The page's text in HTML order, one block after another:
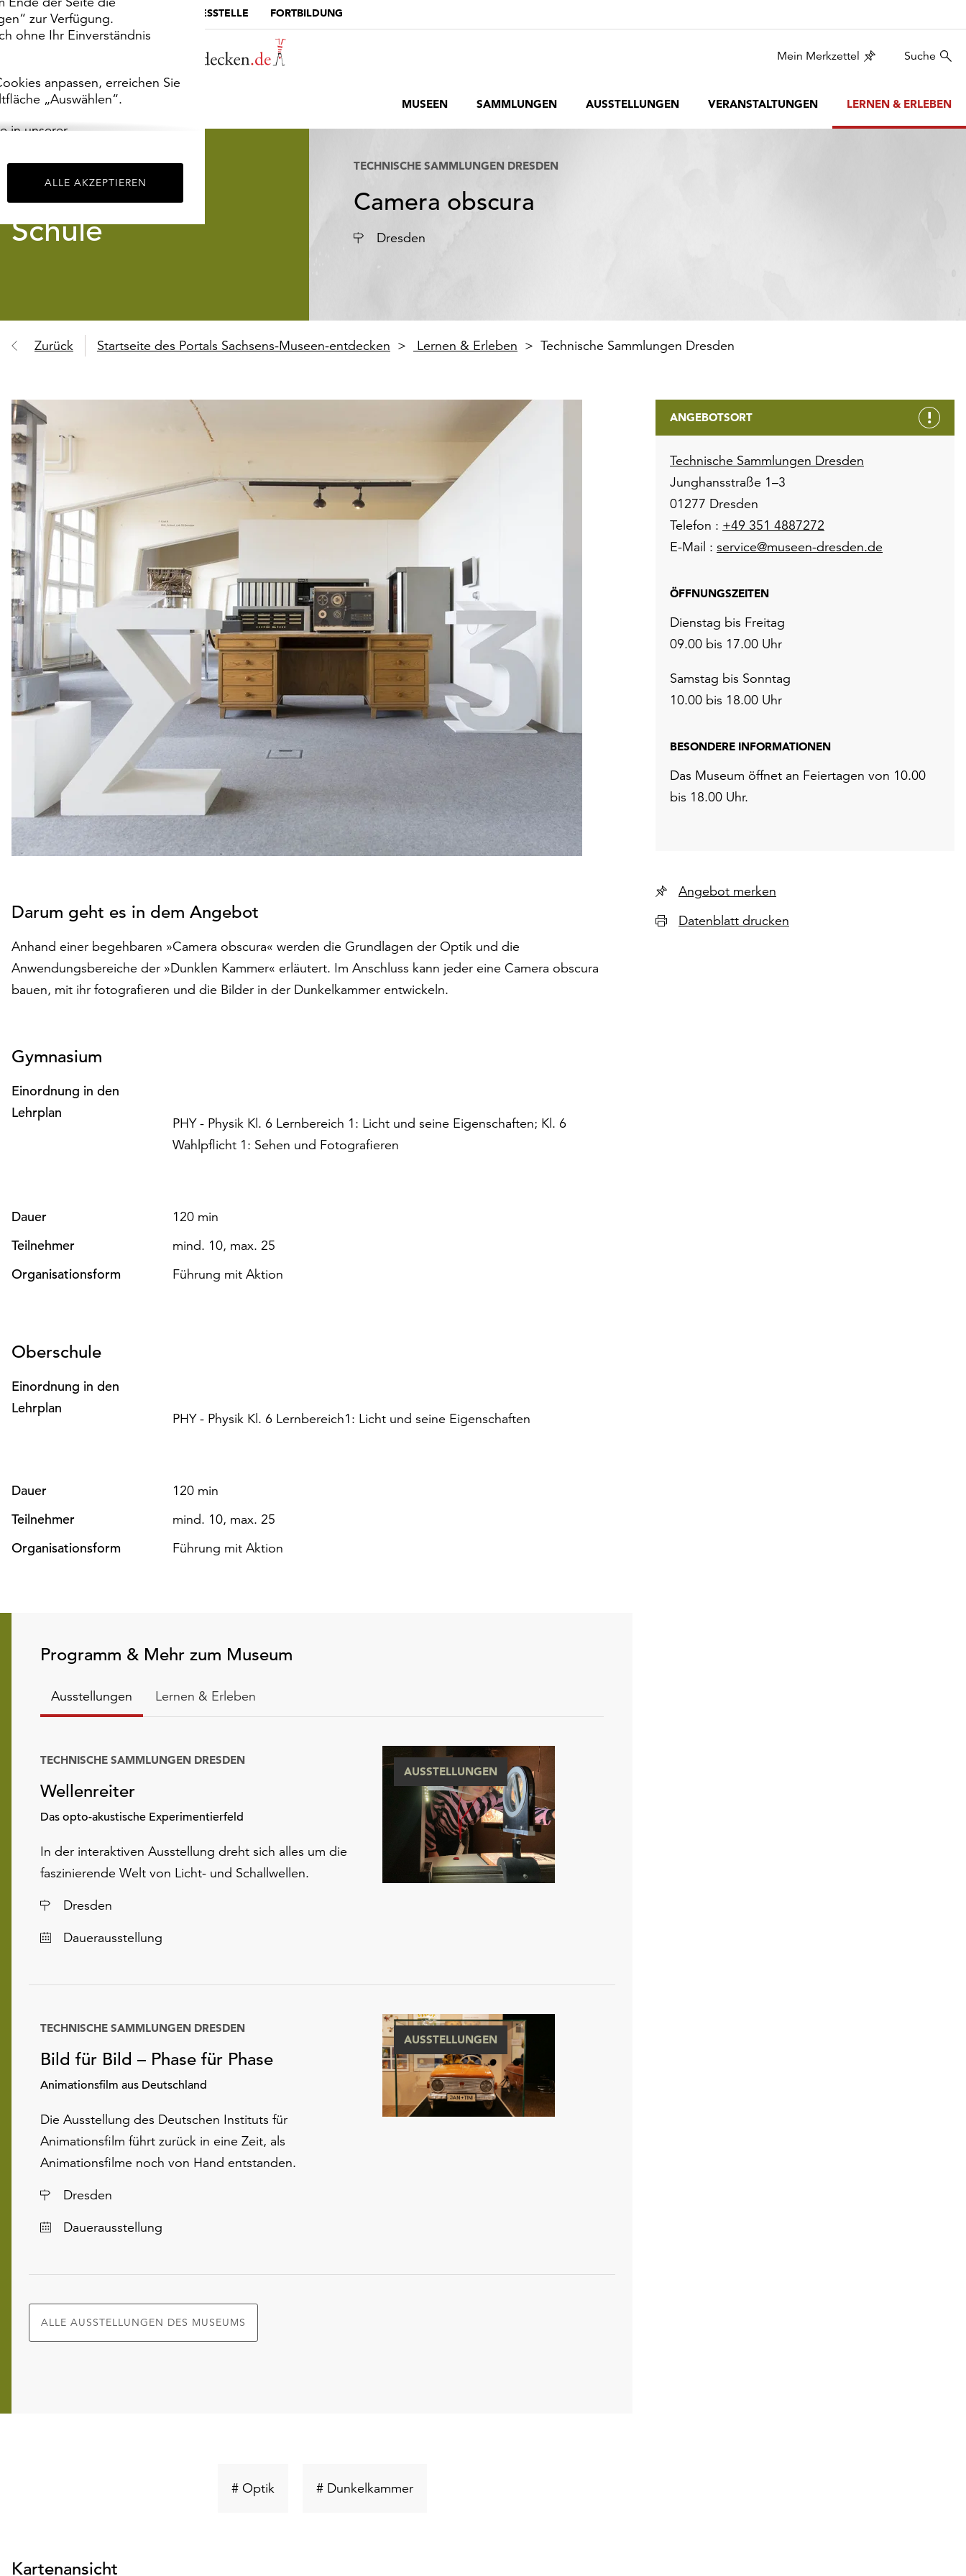
zur Verfügung.
ohne Ihr Einverständnis
anpassen, erreichen Sie
„Auswählen“.
in unserer
ALLE AKZEPTIEREN
MUSEUMSPORTAL DIE LANDESSTELLE FORTBILDUNG
Mein Merkzettel Suche
MUSEEN SAMMLUNGEN AUSSTELLUNGEN VERANSTALTUNGEN LERNEN & ERLEBEN
Schule
TECHNISCHE SAMMLUNGEN DRESDEN
Camera obscura
Ort Dresden
Zurück Startseite des Portals Sachsens-Museen-entdecken Lernen & Erleben Technische Sammlungen Dresden
Darum geht es in dem Angebot
Anhand einer begehbaren »Camera obscura« werden die Grundlagen der Optik und die
Anwendungsbereiche der »Dunklen Kammer« erläutert. Im Anschluss kann jeder eine Camera obscura
bauen, mit ihr fotografieren und die Bilder in der Dunkelkammer entwickeln.
Gymnasium
Einordnung in den
Lehrplan
PHY - Physik Kl. 6 Lernbereich 1: Licht und seine Eigenschaften; Kl. 6
Wahlpflicht 1: Sehen und Fotografieren
Dauer
120 min
Teilnehmer
mind. 10, max. 25
Organisationsform
Führung mit Aktion
Oberschule
Einordnung in den
Lehrplan
PHY - Physik Kl. 6 Lernbereich1: Licht und seine Eigenschaften
Dauer
120 min
Teilnehmer
mind. 10, max. 25
Organisationsform
Führung mit Aktion
Programm & Mehr zum Museum
Ausstellungen Lernen & Erleben
Wellenreiter
Das opto-akustische Experimentierfeld
TECHNISCHE SAMMLUNGEN DRESDEN
In der interaktiven Ausstellung dreht sich alles um die
faszinierende Welt von Licht- und Schallwellen.
Ort
Dresden
Datum
Dauerausstellung
AUSSTELLUNGEN
Bild für Bild – Phase für Phase
Animationsfilm aus Deutschland
TECHNISCHE SAMMLUNGEN DRESDEN
Die Ausstellung des Deutschen Instituts für
Animationsfilm führt zurück in eine Zeit, als
Animationsfilme noch von Hand entstanden.
Ort
Dresden
Datum
Dauerausstellung
AUSSTELLUNGEN
ALLE AUSSTELLUNGEN DES MUSEUMS
# OptikSchlüsselwort# DunkelkammerSchlüsselwort
Kartenansicht
ANGEBOTSORT
Technische Sammlungen Dresden
Junghansstraße 1–3
01277 Dresden
Telefon : +49 351 4887272
E-Mail : service@museen-dresden.de
ÖFFNUNGSZEITEN
Dienstag bis Freitag
09.00 bis 17.00 Uhr
Samstag bis Sonntag
10.00 bis 18.00 Uhr
BESONDERE INFORMATIONEN
Das Museum öffnet an Feiertagen von 10.00
bis 18.00 Uhr.
Angebot merken
Datenblatt drucken